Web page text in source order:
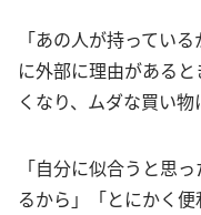
「あの人が持ってい
に外部に理由がある
くなり、ムダな買い物
「自分に似合うと思
るから」「とにかく